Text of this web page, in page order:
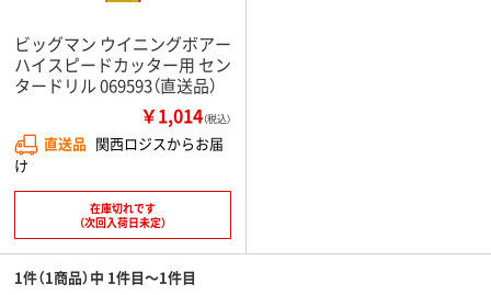
ビッグマン ウイニングボアー
ハイスピードカッター用 セン
タードリル 069593（直送品）
￥1,014（税込）
直送品 関西ロジスからお届
け
在庫切れです
（次回入荷日未定）
1件（1商品）中 1件目～1件目